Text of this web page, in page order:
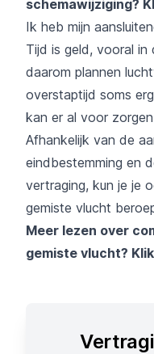
schemawijziging?
Ik heb mijn
Tijd is geld, vooral in
daarom plannen
overstaptijd soms
kan er al voor
Afhankelijk van de
eindbestemming en
vertraging, kun je je
gemiste vlucht
Meer lezen over
gemiste vlucht?